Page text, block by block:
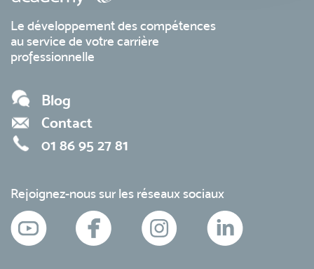
Le développement des compétences
au service de votre carrière
professionnelle
Blog
Contact
01 86 95 27 81
Rejoignez-nous sur les réseaux sociaux